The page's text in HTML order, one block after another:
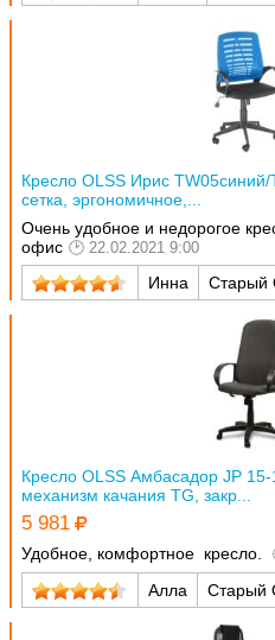
Кресло OLSS Ирис
сетка, эргономичное,...
Очень удобное и недорогое
офис
22.02.2021 9:00
Инна Старый
Кресло OLSS Амбасадор JP 15-
механизм качания TG, закр...
5 981
Удобное, комфортное кресло.
Алла Старый